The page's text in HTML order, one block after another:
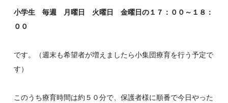
小学生 毎週 月曜日 火曜日 金曜日の１７：００～１８：
００
です。（週末も希望者が増えましたら小集団療育を行う予定で
す）
このうち療育時間は約５０分で、保護者様に順番で今日やった